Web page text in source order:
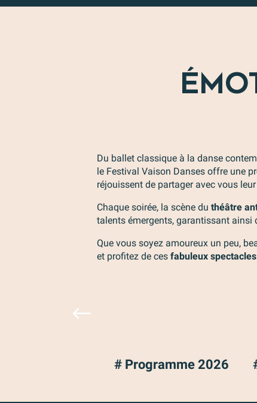
Du ballet classique à la danse
le Festival Vaison Danses offre une
réjouissent de partager avec vous
Chaque soirée, la scène du théâtre
talents émergents, garantissant ainsi
Que vous soyez amoureux un peu,
et profitez de ces fabuleux spectacles
# Programme 2026